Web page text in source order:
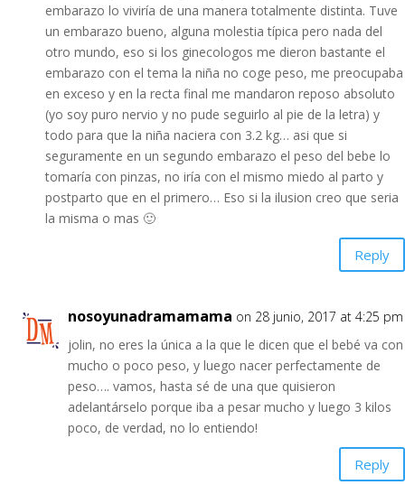
embarazo lo viviría de una manera totalmente distinta. Tuve
un embarazo bueno, alguna molestia típica pero nada del
otro mundo, eso si los ginecologos me dieron bastante el
embarazo con el tema la niña no coge peso, me preocupaba
en exceso y en la recta final me mandaron reposo absoluto
(yo soy puro nervio y no pude seguirlo al pie de la letra) y
todo para que la niña naciera con 3.2 kg… asi que si
seguramente en un segundo embarazo el peso del bebe lo
tomaría con pinzas, no iría con el mismo miedo al parto y
postparto que en el primero… Eso si la ilusion creo que seria
la misma o mas 🙂
Reply
nosoyunadramamama on 28 junio, 2017 at 4:25 pm
jolin, no eres la única a la que le dicen que el bebé va con
mucho o poco peso, y luego nacer perfectamente de
peso…. vamos, hasta sé de una que quisieron
adelantárselo porque iba a pesar mucho y luego 3 kilos
poco, de verdad, no lo entiendo!
Reply